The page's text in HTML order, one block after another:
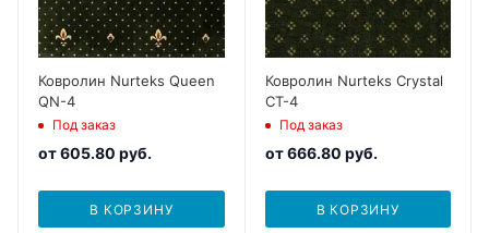
Ковролин Nurteks Queen
QN-4
Под заказ
от605.80 руб.
В КОРЗИНУ
Ковролин Nurteks Crystal
CT-4
Под заказ
от666.80 руб.
В КОРЗИНУ